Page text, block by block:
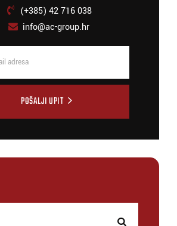
(+385) 42 716 038
info@ac-group.hr
POŠALJI UPIT